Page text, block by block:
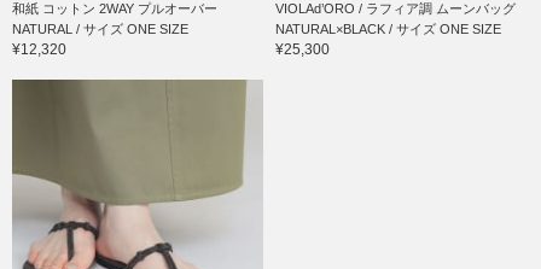
和紙 コットン 2WAY プルオーバー
NATURAL / サイズ ONE SIZE
¥12,320
VIOLAd’ORO / ラフィア調 ムーンバッグ
NATURAL×BLACK / サイズ ONE SIZE
¥25,300